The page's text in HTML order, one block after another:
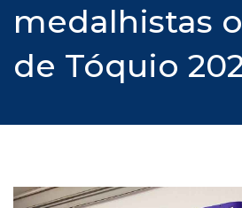
medalhistas
de Tóquio